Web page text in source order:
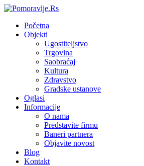
Početna
Objekti
Ugostiteljstvo
Trgovina
Saobraćaj
Kultura
Zdravstvo
Gradske ustanove
Oglasi
Informacije
O nama
Predstavite firmu
Baneri partnera
Objavite novost
Blog
Kontakt